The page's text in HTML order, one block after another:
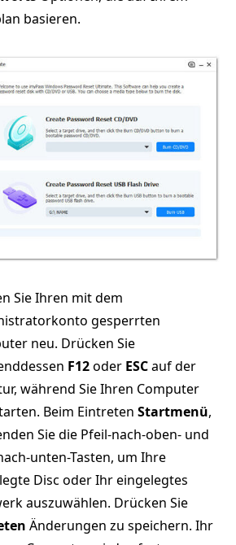
basieren.
Sie Ihren mit dem
gesperrten
neu. Drücken Sie
F12oder ESCauf der
während Sie Ihren Computer
Beim Eintreten Startmenü,
Sie die Pfeil-nach-oben- und
unten-Tasten, um Ihre
Disc oder Ihr eingelegtes
auszuwählen. Drücken Sie
Änderungen zu speichern. Ihr